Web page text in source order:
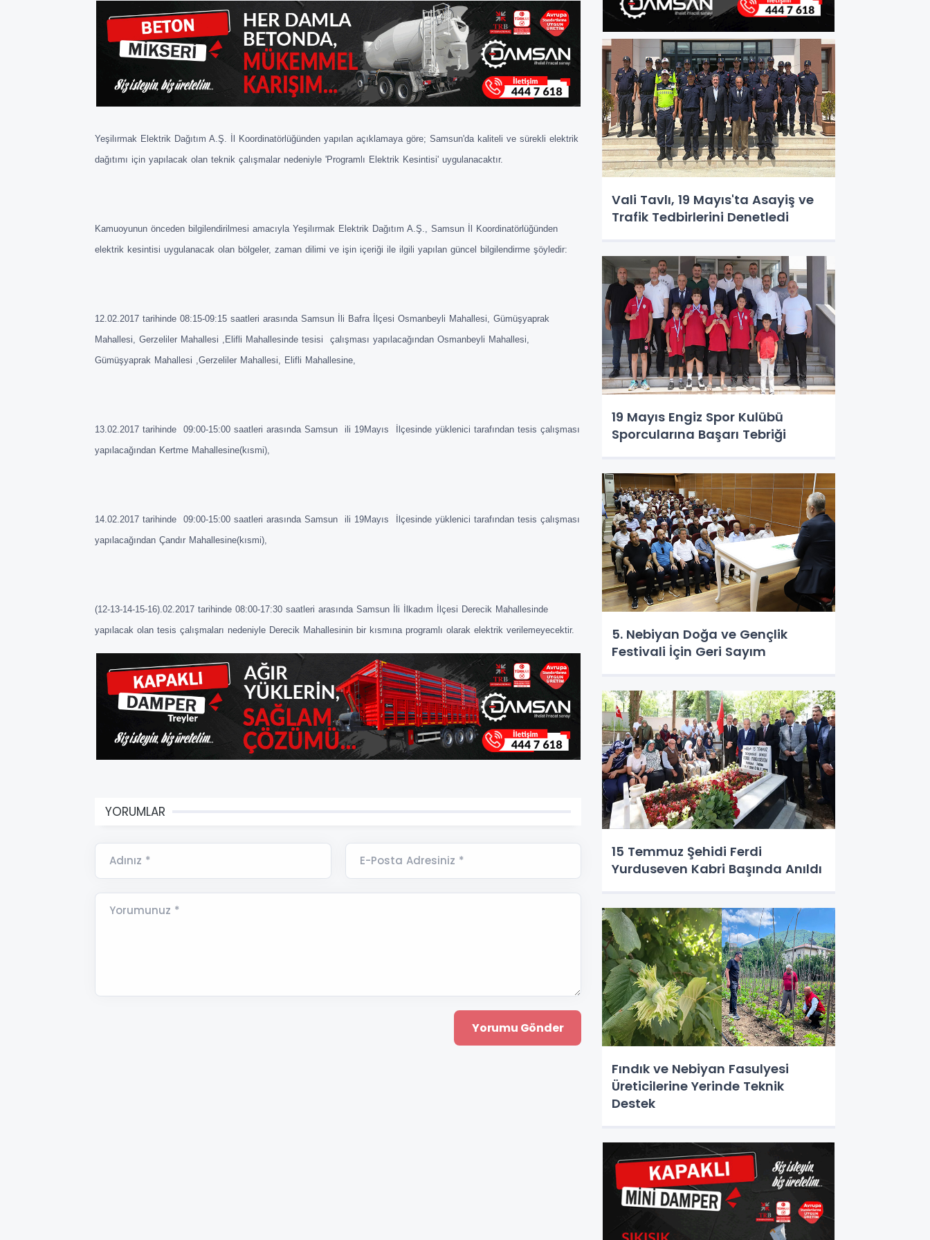
Yeşilırmak Elektrik Dağıtım A.Ş. İl Koordinatörlüğünden yapılan açıklamaya göre; Samsun'da kaliteli ve sürekli elektrik
dağıtımı için yapılacak olan teknik çalışmalar nedeniyle 'Programlı Elektrik Kesintisi' uygulanacaktır.
Kamuoyunun önceden bilgilendirilmesi amacıyla Yeşilırmak Elektrik Dağıtım A.Ş., Samsun İl Koordinatörlüğünden
elektrik kesintisi uygulanacak olan bölgeler, zaman dilimi ve işin içeriği ile ilgili yapılan güncel bilgilendirme şöyledir:
12.02.2017 tarihinde 08:15-09:15 saatleri arasında Samsun İli Bafra İlçesi Osmanbeyli Mahallesi, Gümüşyaprak
Mahallesi, Gerzeliler Mahallesi ,Elifli Mahallesinde tesisi çalışması yapılacağından Osmanbeyli Mahallesi,
Gümüşyaprak Mahallesi ,Gerzeliler Mahallesi, Elifli Mahallesine,
13.02.2017 tarihinde 09:00-15:00 saatleri arasında Samsun ili 19Mayıs İlçesinde yüklenici tarafından tesis çalışması
yapılacağından Kertme Mahallesine(kısmi),
14.02.2017 tarihinde 09:00-15:00 saatleri arasında Samsun ili 19Mayıs İlçesinde yüklenici tarafından tesis çalışması
yapılacağından Çandır Mahallesine(kısmi),
(12-13-14-15-16).02.2017 tarihinde 08:00-17:30 saatleri arasında Samsun İli İlkadım İlçesi Derecik Mahallesinde
yapılacak olan tesis çalışmaları nedeniyle Derecik Mahallesinin bir kısmına programlı olarak elektrik verilemeyecektir.
YORUMLAR
Adınız * E-Posta Adresiniz *
Yorumunuz *
Vali Tavlı, 19 Mayıs'ta Asayiş ve
Trafik Tedbirlerini Denetledi
19 Mayıs Engiz Spor Kulübü
Sporcularına Başarı Tebriği
5. Nebiyan Doğa ve Gençlik
Festivali İçin Geri Sayım
15 Temmuz Şehidi Ferdi
Yurduseven Kabri Başında Anıldı
Fındık ve Nebiyan Fasulyesi
Üreticilerine Yerinde Teknik
Destek